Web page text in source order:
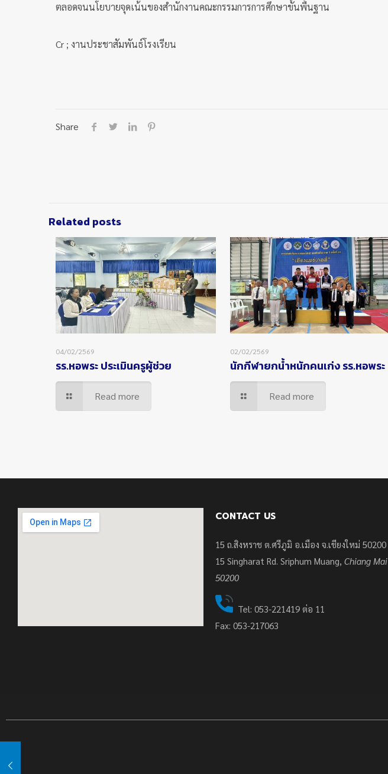
ตลอดจนนโยบายจุดเน้นของสำนักงานคณะกรรมการการศึกษาขั้นพื้นฐาน
Cr ; งานประชาสัมพันธ์โรงเรียน
Share
Related posts
04/02/2569
รร.หอพระ ประเมินครูผู้ช่วย
Read more
02/02/2569
นักกีฬายกน้ำหนักคนเก่ง รร.หอพระ
Read more
CONTACT US
15 ถ.สิงหราช ต.ศรีภูมิ อ.เมือง จ.เชียงใหม่ 50200
15Singharat Rd. Sriphum Muang,Chiang Mai
50200
Tel: 053-221419 ต่อ 11
Fax: 053-217063